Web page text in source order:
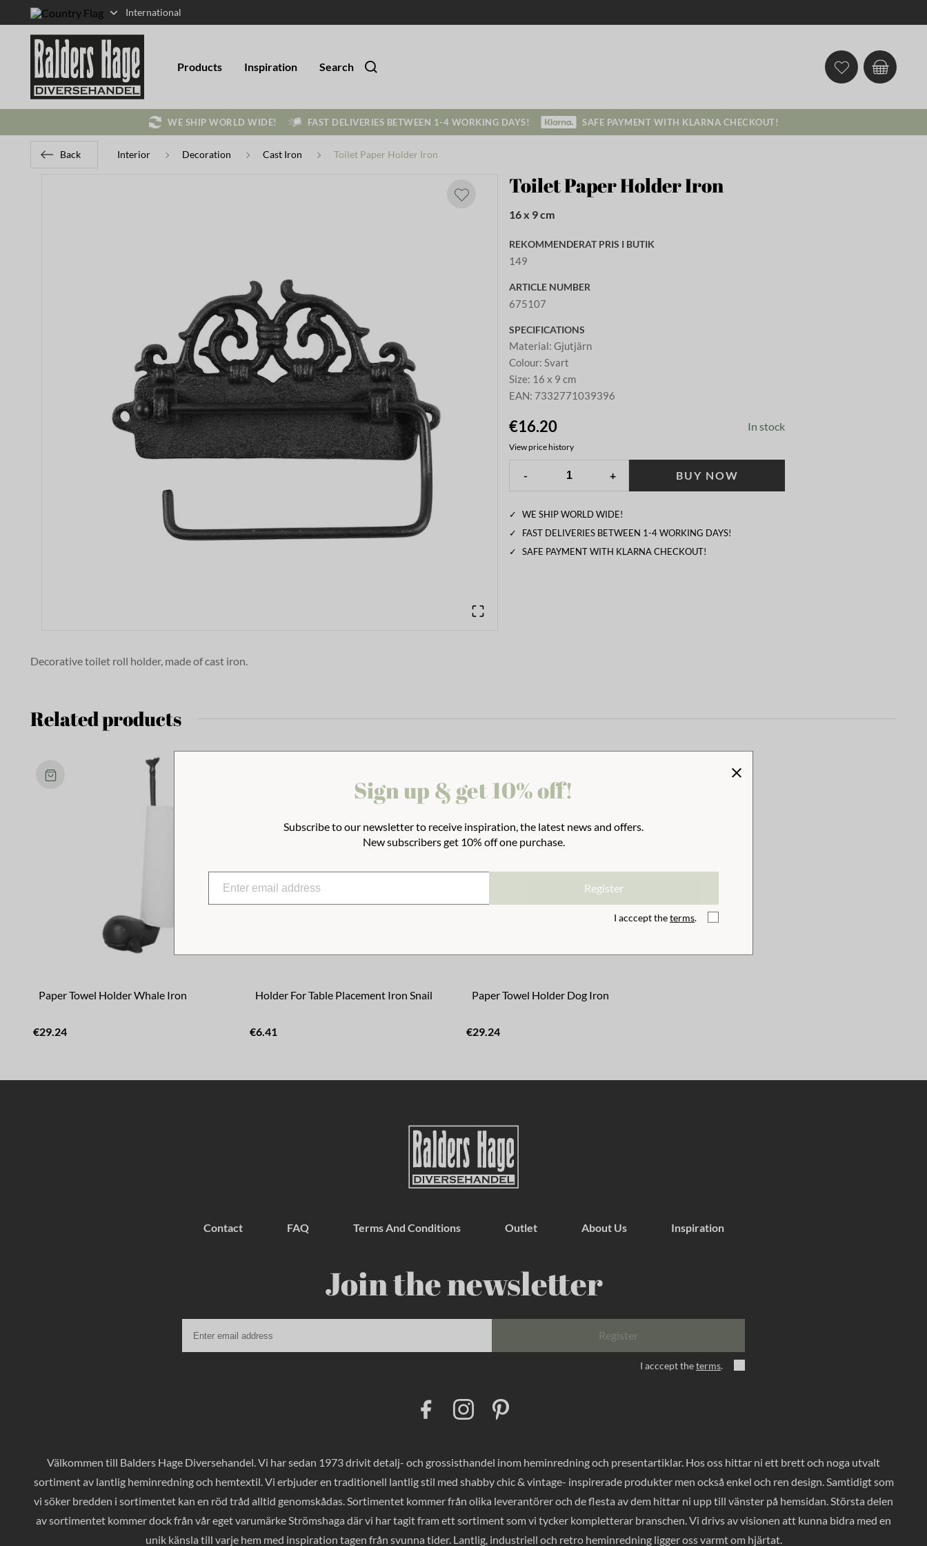
International
Products Inspiration Search
WE SHIP WORLD WIDE! FAST DELIVERIES BETWEEN 1-4 WORKING DAYS! SAFE PAYMENT WITH KLARNA CHECKOUT!
Back Interior Decoration Cast Iron Toilet Paper Holder Iron
Decorative toilet roll holder, made of cast iron.
Toilet Paper Holder Iron
16 x 9 cm
REKOMMENDERAT PRIS I BUTIK
149
ARTICLE NUMBER
675107
SPECIFICATIONS
Material:Gjutjärn
Colour:Svart
Size: 16 x 9 cm
EAN: 7332771039396
€16.20 In stock
View price history
- + BUY NOW
✓
WE SHIP WORLD WIDE!
✓
FAST DELIVERIES BETWEEN 1-4 WORKING DAYS!
✓
SAFE PAYMENT WITH KLARNA CHECKOUT!
Related products
Paper Towel Holder Whale Iron
€29.24
Holder For Table Placement Iron Snail
€6.41
Paper Towel Holder Dog Iron
€29.24
Contact FAQ Terms And Conditions Outlet About Us Inspiration
Join the newsletter
Register
I acccept theterms.
o
o
k
I
n
g
r
a
r
e
s
Välkommen till Balders Hage Diversehandel. Vi har sedan 1973 drivit detalj- och grossisthandel inom heminredning och presentartiklar. Hos oss hittar ni ett brett och noga utvalt
sortiment av lantlig heminredning och hemtextil. Vi erbjuder en traditionell lantlig stil med shabby chic & vintage- inspirerade produkter men också enkel och ren design. Samtidigt som
vi söker bredden i sortimentet kan en röd tråd alltid genomskådas. Sortimentet kommer från olika leverantörer och de flesta av dem hittar ni upp till vänster på hemsidan. Största delen
av sortimentet kommer dock från vår eget varumärke Strömshaga där vi har tagit fram ett sortiment som vi tycker kompletterar branschen. Vi drivs av visionen att kunna bidra med en
unik känsla till varje hem med inspiration tagen från svunna tider. Lantlig, industriell och retro heminredning ligger oss varmt om hjärtat.
Sign up & get 10% off!
Subscribe to our newsletter to receive inspiration, the latest news and offers.
New subscribers get 10% off one purchase.
Register
I acccept theterms.